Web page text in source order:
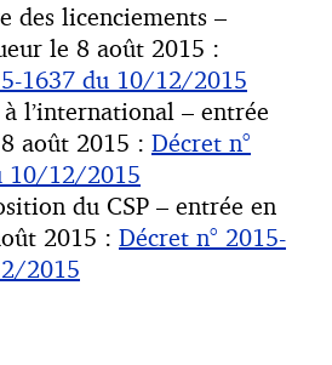
des licenciements –
le 8 août 2015 :
1637 du 10/12/2015
à l’international – entrée
août 2015 : Décret n°
10/12/2015
du CSP – entrée en
2015 : Décret n° 2015-
2015